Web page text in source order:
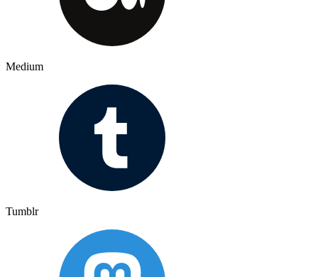
Medium
Tumblr